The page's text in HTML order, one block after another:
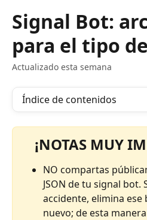
Signal Bot:
para el tipo
Actualizado esta semana
Índice de contenidos
¡NOTAS MUY
NO compartas
JSON de tu signal
accidente, elimina ese
nuevo; de esta